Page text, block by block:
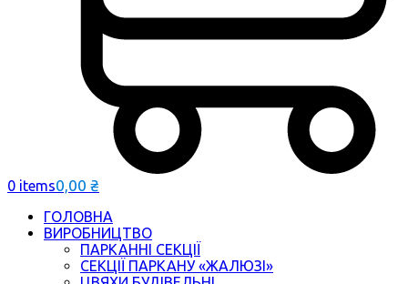
0 items0,00 ₴
ГОЛОВНА
ВИРОБНИЦТВО
ПАРКАННІ СЕКЦІЇ
СЕКЦІЇ ПАРКАНУ «ЖАЛЮЗІ»